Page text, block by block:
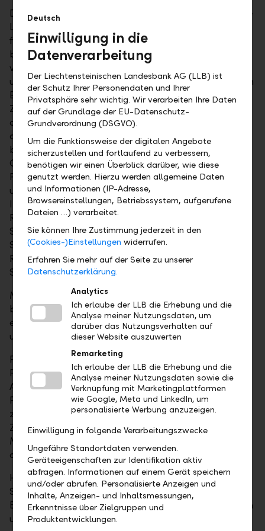
Doch aufgepasst, genau hier steckt die Krux: Auch die
Lebenszykluskosten des Eigenheims müssen
finanzierbar sein – also mitgeplant und gebührend
berücksichtigt. Ein Eigenheim besteht aus
verschiedenen Bauelementen, die jeweils
unterschiedliche Lebensdauern aufweisen. Damit sich
Eigenheimbesitzer und deren Folgenutzer auch in
Zukunft an ihrem Eigenheim erfreuen können, sind
diese Bauelemente regelmässig oder nach Ablauf
deren Nutzungsdauer instandzuhalten
beziehungsweise zu ersetzen. Wird der
Gebäudeunterhalt vernachlässigt, entstehen in der
Folge eine kürzere Lebensdauer, Unverkäuflichkeit
und Mietpreise weit unter dem Marktwert. Damit
Immobilienbesitzer durch bevorstehende
Renovations-, Umbau-, Modernisierungs- oder
Sanierungsarbeiten nicht in eine finanzielle
Schieflage geraten, sollten möglichst frühzeitig
Rücklagen gebildet werden. Ganz nach dem alten
Sprichwort «Spare in der Zeit, so hast du in der Not!».
Mit einem ausreichenden Kapitalpolster im Rücken
bleiben Liegenschaftsbesitzer unabhängig und
entscheiden eigenständig über Investitionszeitpunkt
und -umfang.
Für die Bildung von Rückstellungen bietet sich ein
Fondssparplan an. Er ist eine chancenreiche
Alternative zum klassischen Sparkonto. Beim
Fondssparen wird systematisch investiert und
zusätzlich profitieren Sie auch stärker vom
Zinseszinseffekt. Das ermöglicht lukrative
Mehrrenditen, mit denen nachhaltig ein Vermögen
aufgebaut wird.
Haben wir Ihr Interesse geweckt? Dann kontaktieren
Sie uns für eine kostenlose und unverbindliche
Beratung. Abgestimmt auf Ihre persönliche Situation
und Bedürfnisse legen wir gemeinsam eine
Deutsch
Einwilligung in die
Datenverarbeitung
Der Liechtensteinischen Landesbank AG (LLB) ist
der Schutz Ihrer Personendaten und Ihrer
Privatsphäre sehr wichtig. Wir verarbeiten Ihre Daten
auf der Grundlage der EU-Datenschutz-
Grundverordnung (DSGVO).
Um die Funktionsweise der digitalen Angebote
sicherzustellen und fortlaufend zu verbessern,
benötigen wir einen Überblick darüber, wie diese
genutzt werden. Hierzu werden allgemeine Daten
und Informationen (IP-Adresse,
Browsereinstellungen, Betriebssystem, aufgerufene
Dateien …) verarbeitet.
Sie können Ihre Zustimmung jederzeit in den
(Cookies-)Einstellungen widerrufen.
Erfahren Sie mehr auf der Seite zu unserer
Datenschutzerklärung.
Analytics
Ich erlaube der LLB die Erhebung und die
Analyse meiner Nutzungsdaten, um
darüber das Nutzungsverhalten auf
dieser Website auszuwerten
Remarketing
Ich erlaube der LLB die Erhebung und die
Analyse meiner Nutzungsdaten sowie die
Verknüpfung mit Marketingplattformen
wie Google, Meta und LinkedIn, um
personalisierte Werbung anzuzeigen.
Einwilligung in folgende Verarbeitungszwecke
Ungefähre Standortdaten verwenden.
Geräteeigenschaften zur Identifikation aktiv
abfragen. Informationen auf einem Gerät speichern
und/oder abrufen. Personalisierte Anzeigen und
Inhalte, Anzeigen- und Inhaltsmessungen,
Erkenntnisse über Zielgruppen und
Produktentwicklungen.